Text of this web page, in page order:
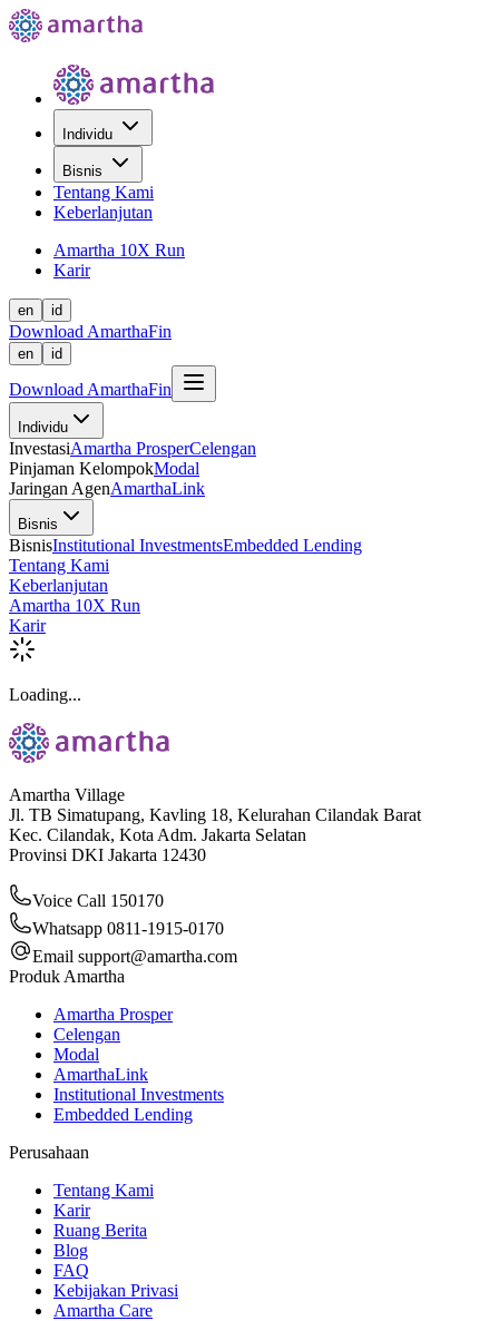
Individu
Bisnis
Tentang Kami
Keberlanjutan
Amartha 10X Run
Karir
en id
Download AmarthaFin
en id
Download AmarthaFin
Individu
InvestasiAmartha ProsperCelengan
Pinjaman KelompokModal
Jaringan AgenAmarthaLink
Bisnis
BisnisInstitutional InvestmentsEmbedded Lending
Tentang Kami
Keberlanjutan
Amartha 10X Run
Karir
Loading...
Amartha Village
Jl. TB Simatupang, Kavling 18, Kelurahan Cilandak Barat
Kec. Cilandak, Kota Adm. Jakarta Selatan
Provinsi DKI Jakarta 12430
Voice Call 150170
Whatsapp 0811-1915-0170
Email support@amartha.com
Produk Amartha
Amartha Prosper
Celengan
Modal
AmarthaLink
Institutional Investments
Embedded Lending
Perusahaan
Tentang Kami
Karir
Ruang Berita
Blog
FAQ
Kebijakan Privasi
Amartha Care